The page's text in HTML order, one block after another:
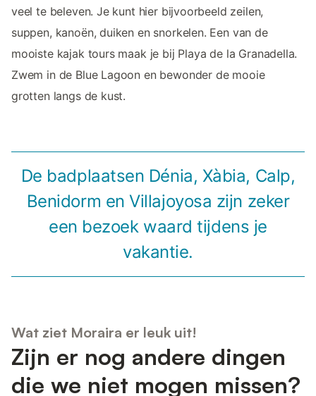
veel te beleven. Je kunt hier bijvoorbeeld zeilen,
suppen, kanoën, duiken en snorkelen. Een van de
mooiste kajak tours maak je bij Playa de la Granadella.
Zwem in de Blue Lagoon en bewonder de mooie
grotten langs de kust.
De badplaatsen Dénia, Xàbia, Calp,
Benidorm en Villajoyosa zijn zeker
een bezoek waard tijdens je
vakantie.
Wat ziet Moraira er leuk uit!
Zijn er nog andere dingen
die we niet mogen missen?